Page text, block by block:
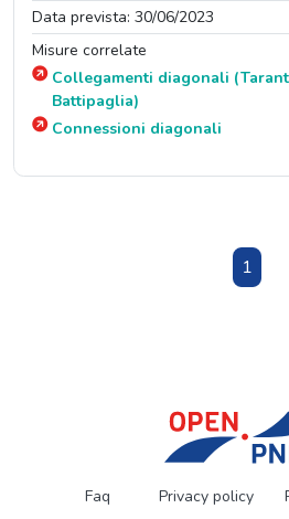
Data prevista: 30/06/2023
Misure correlate
Collegamenti diagonali
Battipaglia)
Connessioni diagonali
1
Faq Privacy policy